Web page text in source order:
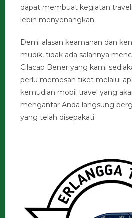
dapat membuat kegiatan
lebih menyenangkan.
Demi alasan keamanan dan
mudik, tidak ada salahnya
Cilacap Bener yang kami
perlu memesan tiket melalui
kemudian mobil travel yang
mengantar Anda langsung
yang telah disepakati.